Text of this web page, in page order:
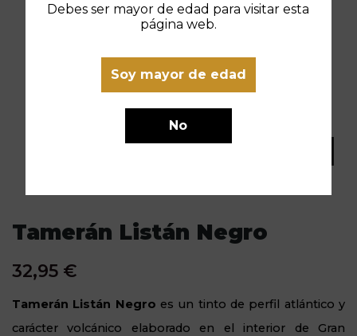
Debes ser mayor de edad para visitar esta
página web.
Soy mayor de edad
No
Tamerán Listán Negro
32,95 €
Tamerán Listán Negro es un tinto de perfil atlántico y
carácter volcánico elaborado en el interior de Gran